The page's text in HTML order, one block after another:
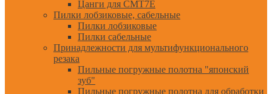
Цанги для CMT7E
Пилки лобзиковые, сабельные
Пилки лобзиковые
Пилки сабельные
Принадлежности для мультифункционального
резака
Пильные погружные полотна "японский
зуб"
Пильные погружные полотна для обработки